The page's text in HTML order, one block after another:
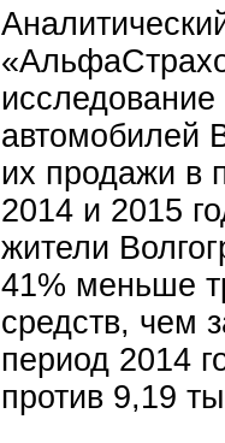
автомобилей
их продажи в
2014 и 2015
жители
41% меньше
средств, чем
период 2014
против 9,19